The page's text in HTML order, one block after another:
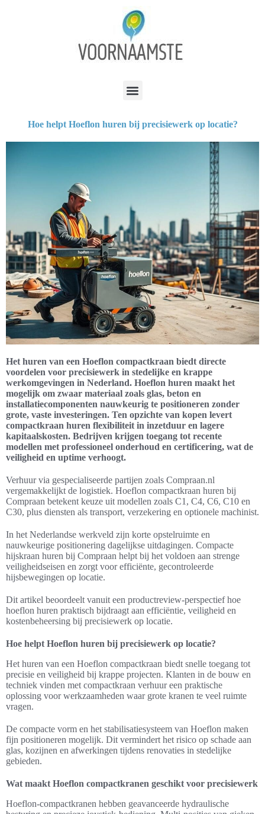
Hoe helpt Hoeflon huren bij precisiewerk op locatie?
Het huren van een Hoeflon compactkraan biedt directe
voordelen voor precisiewerk in stedelijke en krappe
werkomgevingen in Nederland. Hoeflon huren maakt het
mogelijk om zwaar materiaal zoals glas, beton en
installatiecomponenten nauwkeurig te positioneren zonder
grote, vaste investeringen. Ten opzichte van kopen levert
compactkraan huren flexibiliteit in inzetduur en lagere
kapitaalskosten. Bedrijven krijgen toegang tot recente
modellen met professioneel onderhoud en certificering, wat de
veiligheid en uptime verhoogt.
Verhuur via gespecialiseerde partijen zoals Compraan.nl
vergemakkelijkt de logistiek. Hoeflon compactkraan huren bij
Compraan betekent keuze uit modellen zoals C1, C4, C6, C10 en
C30, plus diensten als transport, verzekering en optionele machinist.
In het Nederlandse werkveld zijn korte opstelruimte en
nauwkeurige positionering dagelijkse uitdagingen. Compacte
hijskraan huren bij Compraan helpt bij het voldoen aan strenge
veiligheidseisen en zorgt voor efficiënte, gecontroleerde
hijsbewegingen op locatie.
Dit artikel beoordeelt vanuit een productreview-perspectief hoe
hoeflon huren praktisch bijdraagt aan efficiëntie, veiligheid en
kostenbeheersing bij precisiewerk op locatie.
Hoe helpt Hoeflon huren bij precisiewerk op locatie?
Het huren van een Hoeflon compactkraan biedt snelle toegang tot
precisie en veiligheid bij krappe projecten. Klanten in de bouw en
techniek vinden met compactkraan verhuur een praktische
oplossing voor werkzaamheden waar grote kranen te veel ruimte
vragen.
De compacte vorm en het stabilisatiesysteem van Hoeflon maken
fijn positioneren mogelijk. Dit vermindert het risico op schade aan
glas, kozijnen en afwerkingen tijdens renovaties in stedelijke
gebieden.
Wat maakt Hoeflon compactkranen geschikt voor precisiewerk
Hoeflon-compactkranen hebben geavanceerde hydraulische